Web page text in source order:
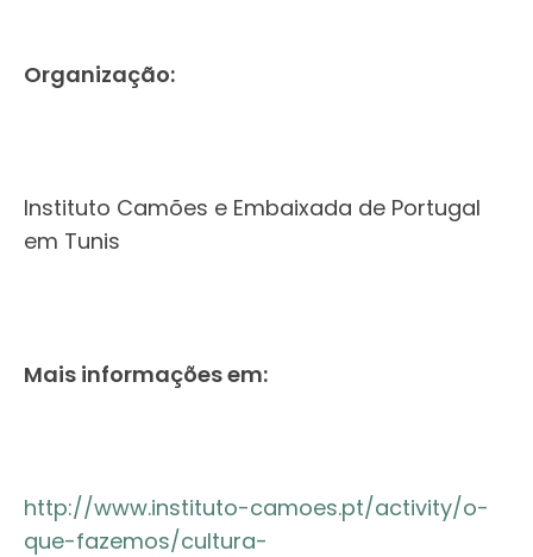
Organização:
Instituto Camões e Embaixada de Portugal
em Tunis
Mais informações em:
http://www.instituto-camoes.pt/activity/o-
que-fazemos/cultura-